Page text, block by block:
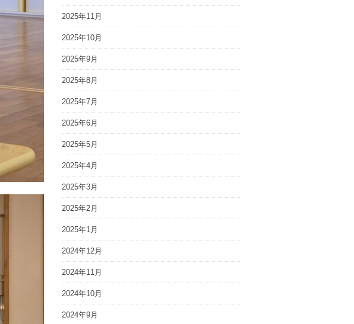
2025年11月
2025年10月
2025年9月
2025年8月
2025年7月
2025年6月
2025年5月
2025年4月
2025年3月
2025年2月
2025年1月
2024年12月
2024年11月
2024年10月
2024年9月